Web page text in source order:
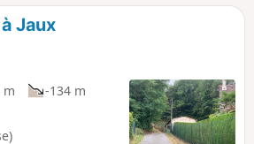
Jaux
m
-134 m